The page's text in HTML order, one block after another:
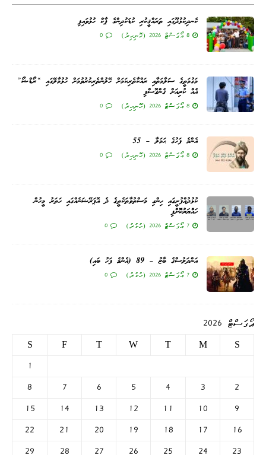
ކެނދިކުޅުދޫގައި ތަރައްޤީކުރި ކުޑަކުދިންގެ ޕާކް ހުޅުވައިފި
8 އޯގަސްޓް 2026 (ހޮނިހިރު) 0
މަގުމަތީގެ ސަލާމަތާއި ރައްކާތެރިކަމަށް ހޭލުންތެރިކުރުވުމަށް ހުޅުމާލޭގައި “ރޯޑްޝޯ”
އެއް ކުރިއަށް ގެންގޮސްފި
8 އޯގަސްޓް 2026 (ހޮނިހިރު) 0
އެންމެ ފަހުގެ ޙަމަލާ – 55
8 އޯގަސްޓް 2026 (ހޮނިހިރު) 0
ކުޅުދުއްފުށީގައި ހިންގި މަސްތުވާތަކެތީގެ ދެ އޮޕަރޭޝަނެއްގައި ހަތަރު މީހުން
ހައްޔަރުކޮށްފި
7 އޯގަސްޓް 2026 (ހުކުރު) 0
އަންދަލުސްގެ ބާޒު – 89 (އެންމެ ފަހު ބައި)
7 އޯގަސްޓް 2026 (ހުކުރު) 0
އޯގަސްޓް 2026
S
M
T
W
T
F
S
1
2
3
4
5
6
7
8
9
10
11
12
13
14
15
16
17
18
19
20
21
22
23
24
25
26
27
28
29